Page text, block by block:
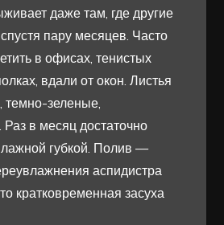
даже там, где другие
пару месяцев. Часто
в офисах, тенистых
вдали от окон. Листья
темно-зеленые,
в месяц достаточно
губкой. Полив —
аспидистра
кратковременная засуха